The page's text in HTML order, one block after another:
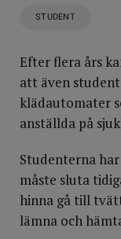
STUDENT
Efter flera års
att även
klädautomater
anställda på
Studenterna
måste sluta
hinna gå till
lämna och